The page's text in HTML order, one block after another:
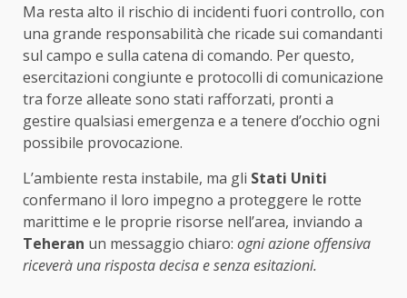
Ma resta alto il rischio di incidenti fuori controllo, con
una grande responsabilità che ricade sui comandanti
sul campo e sulla catena di comando. Per questo,
esercitazioni congiunte e protocolli di comunicazione
tra forze alleate sono stati rafforzati, pronti a
gestire qualsiasi emergenza e a tenere d’occhio ogni
possibile provocazione.
L’ambiente resta instabile, ma gli Stati Uniti
confermano il loro impegno a proteggere le rotte
marittime e le proprie risorse nell’area, inviando a
Teheran un messaggio chiaro: ogni azione offensiva
riceverà una risposta decisa e senza esitazioni.